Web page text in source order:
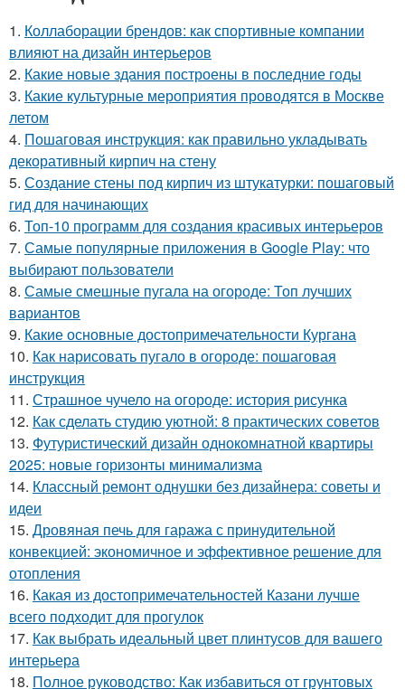
1. Коллаборации брендов: как спортивные компании
влияют на дизайн интерьеров
2. Какие новые здания построены в последние годы
3. Какие культурные мероприятия проводятся в Москве
летом
4. Пошаговая инструкция: как правильно укладывать
декоративный кирпич на стену
5. Создание стены под кирпич из штукатурки: пошаговый
гид для начинающих
6. Топ-10 программ для создания красивых интерьеров
7. Самые популярные приложения в Google Play: что
выбирают пользователи
8. Самые смешные пугала на огороде: Топ лучших
вариантов
9. Какие основные достопримечательности Кургана
10. Как нарисовать пугало в огороде: пошаговая
инструкция
11. Страшное чучело на огороде: история рисунка
12. Как сделать студию уютной: 8 практических советов
13. Футуристический дизайн однокомнатной квартиры
2025: новые горизонты минимализма
14. Классный ремонт однушки без дизайнера: советы и
идеи
15. Дровяная печь для гаража с принудительной
конвекцией: экономичное и эффективное решение для
отопления
16. Какая из достопримечательностей Казани лучше
всего подходит для прогулок
17. Как выбрать идеальный цвет плинтусов для вашего
интерьера
18. Полное руководство: Как избавиться от грунтовых